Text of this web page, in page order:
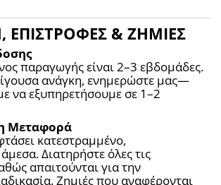
ΕΠΙΣΤΡΟΦΕΣ & ΖΗΜΙΕΣ
παραγωγής είναι 2–3 εβδομάδες.
ανάγκη, ενημερώστε μας—
να εξυπηρετήσουμε σε 1–2
Μεταφορά
κατεστραμμένο,
Διατηρήστε όλες τις
απαιτούνται για την